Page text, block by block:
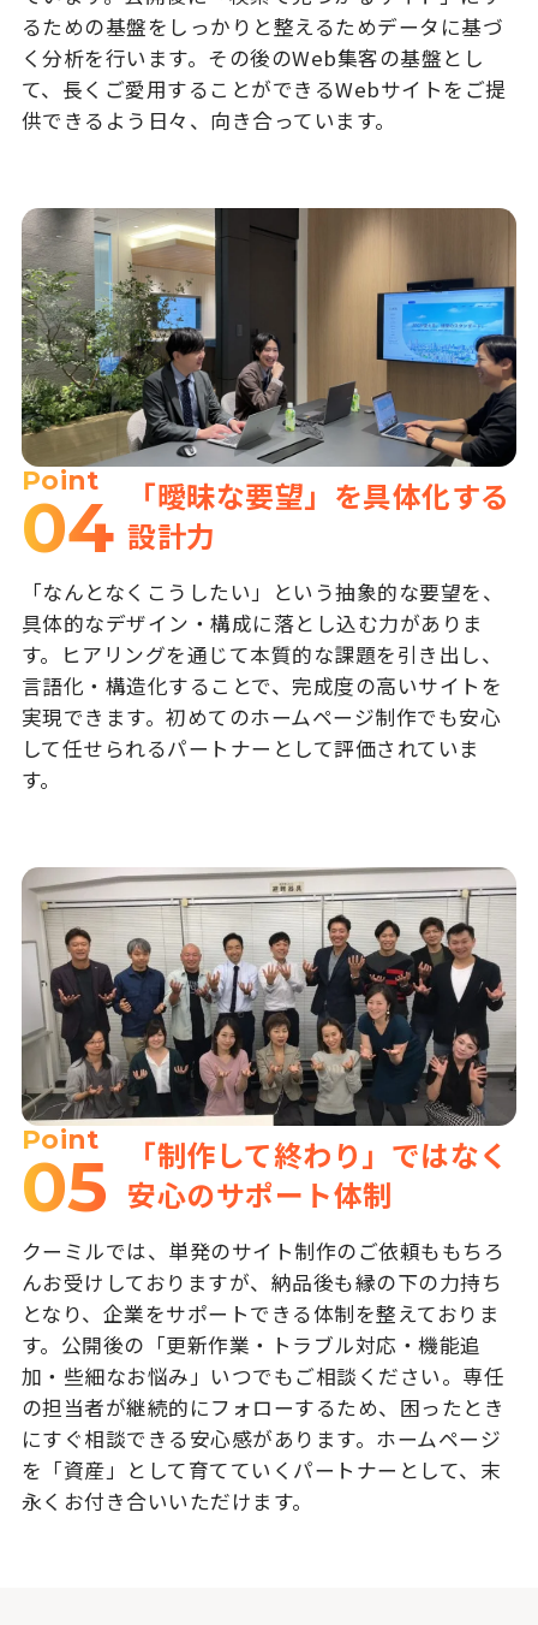
るための基盤をしっかりと整えるためデータに基づ
く分析を行います。その後のWeb集客の基盤とし
て、長くご愛用することができるWebサイトをご提
供できるよう日々、向き合っています。
Point
04
「曖昧な要望」を具体化する
設計力
「なんとなくこうしたい」という抽象的な要望を、
具体的なデザイン・構成に落とし込む力がありま
す。ヒアリングを通じて本質的な課題を引き出し、
言語化・構造化することで、完成度の高いサイトを
実現できます。初めてのホームページ制作でも安心
して任せられるパートナーとして評価されていま
す。
Point
05
「制作して終わり」ではなく
安心のサポート体制
クーミルでは、単発のサイト制作のご依頼ももちろ
んお受けしておりますが、納品後も縁の下の力持ち
となり、企業をサポートできる体制を整えておりま
す。公開後の「更新作業・トラブル対応・機能追
加・些細なお悩み」いつでもご相談ください。専任
の担当者が継続的にフォローするため、困ったとき
にすぐ相談できる安心感があります。ホームページ
を「資産」として育てていくパートナーとして、末
永くお付き合いいただけます。